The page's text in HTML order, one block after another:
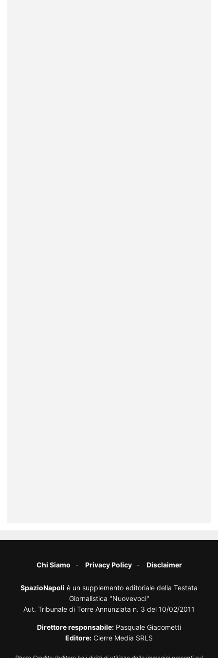
Chi Siamo Privacy Policy Disclaimer
SpazioNapoli è un supplemento editoriale della Testata
Giornalistica "Nuovevoci"
Aut. Tribunale di Torre Annunziata n. 3 del 10/02/2011
Direttore responsabile: Pasquale Giacometti
Editore: Cierre Media SRLS